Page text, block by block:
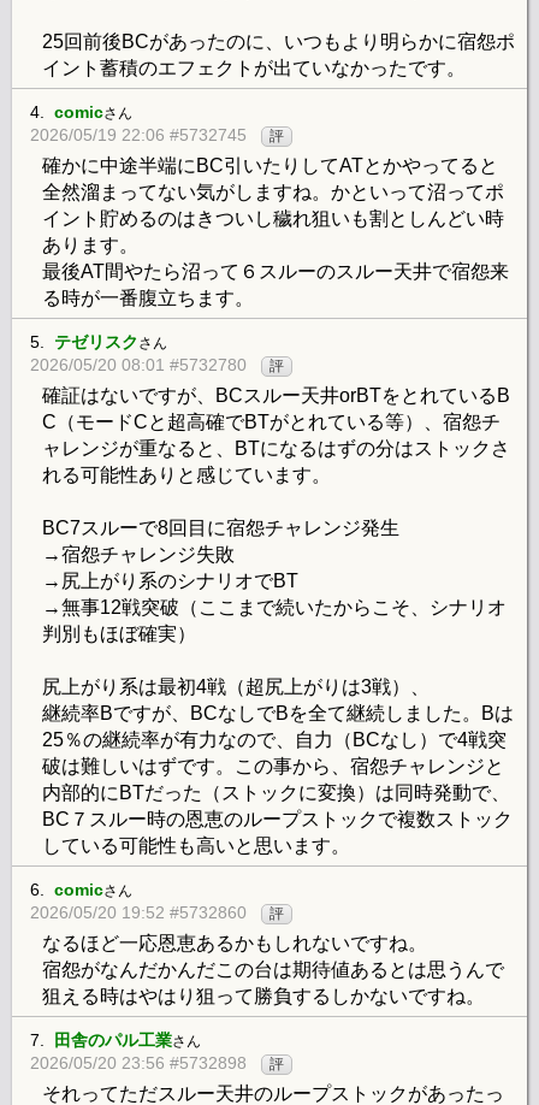
25回前後BCがあったのに、いつもより明らかに宿怨ポ
イント蓄積のエフェクトが出ていなかったです。
4. comicさん
2026/05/19 22:06 #5732745 評
確かに中途半端にBC引いたりしてATとかやってると
全然溜まってない気がしますね。かといって沼ってポ
イント貯めるのはきついし穢れ狙いも割としんどい時
あります。
最後AT間やたら沼って６スルーのスルー天井で宿怨来
る時が一番腹立ちます。
5. テゼリスク さん
2026/05/20 08:01 #5732780 評
確証はないですが、BCスルー天井orBTをとれているB
C（モードCと超高確でBTがとれている等）、宿怨チ
ャレンジが重なると、BTになるはずの分はストックさ
れる可能性ありと感じています。
BC7スルーで8回目に宿怨チャレンジ発生
→宿怨チャレンジ失敗
→尻上がり系のシナリオでBT
→無事12戦突破（ここまで続いたからこそ、シナリオ
判別もほぼ確実）
尻上がり系は最初4戦（超尻上がりは3戦）、
継続率Bですが、BCなしでBを全て継続しました。Bは
25％の継続率が有力なので、自力（BCなし）で4戦突
破は難しいはずです。この事から、宿怨チャレンジと
内部的にBTだった（ストックに変換）は同時発動で、
BC７スルー時の恩恵のループストックで複数ストック
している可能性も高いと思います。
6. comicさん
2026/05/20 19:52 #5732860 評
なるほど一応恩恵あるかもしれないですね。
宿怨がなんだかんだこの台は期待値あるとは思うんで
狙える時はやはり狙って勝負するしかないですね。
7. 田舎のパル工業さん
2026/05/20 23:56 #5732898 評
それってただスルー天井のループストックがあったっ